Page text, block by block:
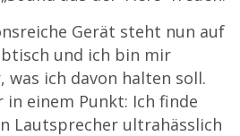
Gerät steht nun auf
und ich bin mir
was ich davon halten soll.
einem Punkt: Ich finde
Lautsprecher ultrahässlich